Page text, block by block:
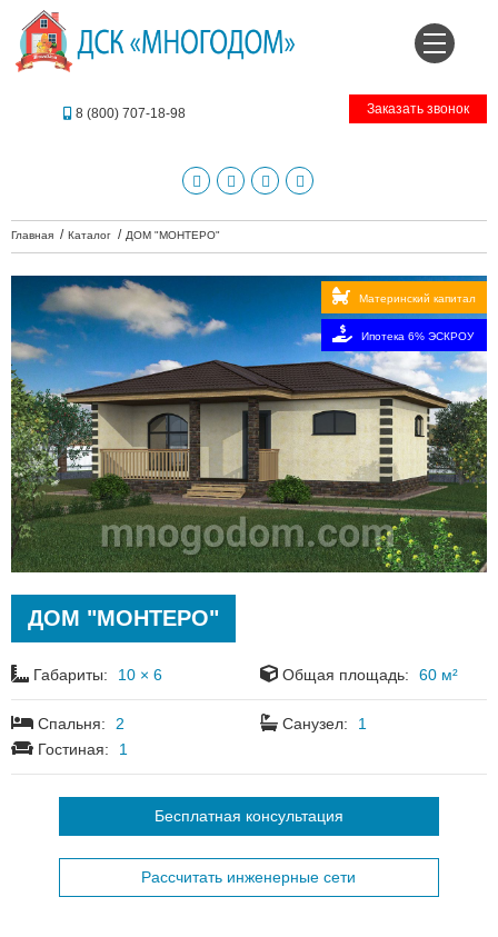
8 (800) 707-18-98 Заказать звонок
Главная Каталог ДОМ "МОНТЕРО"
Материнский капитал
Ипотека 6% ЭСКРОУ
ДОМ "МОНТЕРО"
Габариты: 10 × 6 Общая площадь: 60 м²
Спальня:
2
Гостиная:
1
Санузел: 1
Бесплатная консультация
Рассчитать инженерные сети